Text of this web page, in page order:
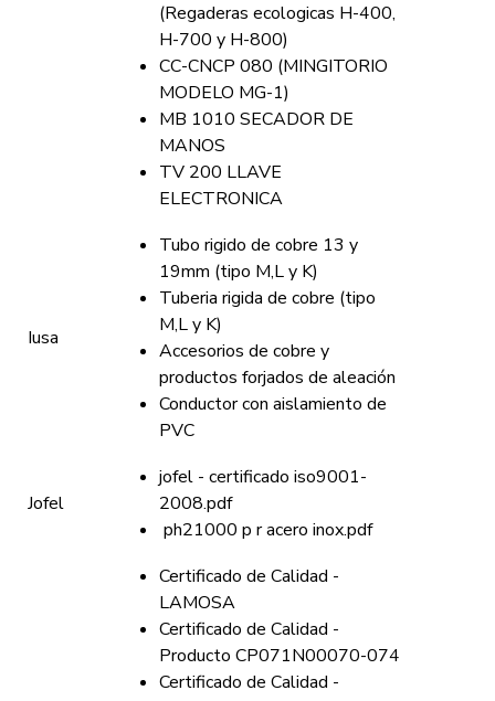
(Regaderas ecologicas H-400,
H-700 y H-800)
CC-CNCP 080 (MINGITORIO
MODELO MG-1)
MB 1010 SECADOR DE
MANOS
TV 200 LLAVE
ELECTRONICA
Iusa
Tubo rigido de cobre 13 y
19mm (tipo M,L y K)
Tuberia rigida de cobre (tipo
M,L y K)
Accesorios de cobre y
productos forjados de aleación
Conductor con aislamiento de
PVC
Jofel
jofel - certificado iso9001-
2008.pdf
ph21000 p r acero inox.pdf
Certificado de Calidad -
LAMOSA
Certificado de Calidad -
Producto CP071N00070-074
Certificado de Calidad -